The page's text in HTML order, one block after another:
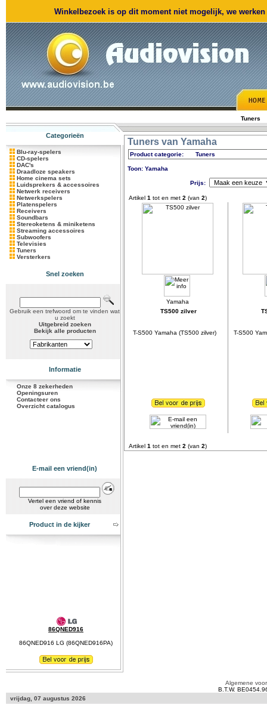
Winkelbezoek is op dit moment niet mogelijk, we
Tuners
Categorieën
Blu-ray-spelers
CD-spelers
DAC's
Draadloze speakers
Home cinema sets
Luidsprekers & accessoires
Netwerk receivers
Netwerkspelers
Platenspelers
Receivers
Soundbars
Stereoketens & miniketens
Streaming accessoires
Subwoofers
Televisies
Tuners
Versterkers
Snel zoeken
Gebruik een trefwoord om te vinden wat
u zoekt
Uitgebreid zoeken
Bekijk alle producten
Informatie
Onze 8 zekerheden
Openingsuren
Contacteer ons
Overzicht catalogus
E-mail een vriend(in)
Vertel een vriend of kennis
over deze website
Product in de kijker
86QNED916
86QNED916 LG (86QNED916PA)
Tuners van Yamaha
Product categorie: Tuners
Toon: Yamaha
Prijs:
Artikel 1 tot en met 2 (van 2)
TS500 zilver
T-S500 Yamaha (TS500 zilver) T-S500
Artikel 1 tot en met 2 (van 2)
Algemene
B.T.W.
vrijdag, 07 augustus 2026